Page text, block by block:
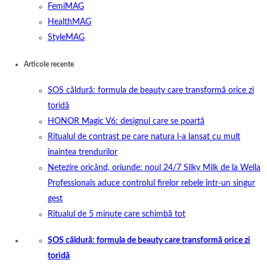
FemiMAG
HealthMAG
StyleMAG
Articole recente
SOS căldură: formula de beauty care transformă orice zi
toridă
HONOR Magic V6: designul care se poartă
Ritualul de contrast pe care natura l-a lansat cu mult
înaintea trendurilor
Netezire oricând, oriunde: noul 24/7 Silky Milk de la Wella
Professionals aduce controlul firelor rebele într-un singur
gest
Ritualul de 5 minute care schimbă tot
SOS căldură: formula de beauty care transformă orice zi
toridă